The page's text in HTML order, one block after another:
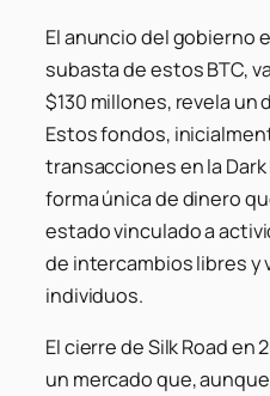
El anuncio del gobierno
subasta de estos BTC,
$130 millones, revela un
Estos fondos,
transacciones en la
forma única de dinero
estado vinculado a
de intercambios libres
individuos.
El cierre de Silk Road en
un mercado que,